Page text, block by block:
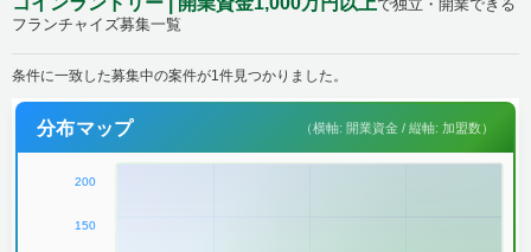
で独立・開業できる
フランチャイズ募集一覧
条件に一致した募集中の案件が1件見つかりました。
分布マップ （横軸: 開業資金 / 縦軸: 加盟数）
200
150